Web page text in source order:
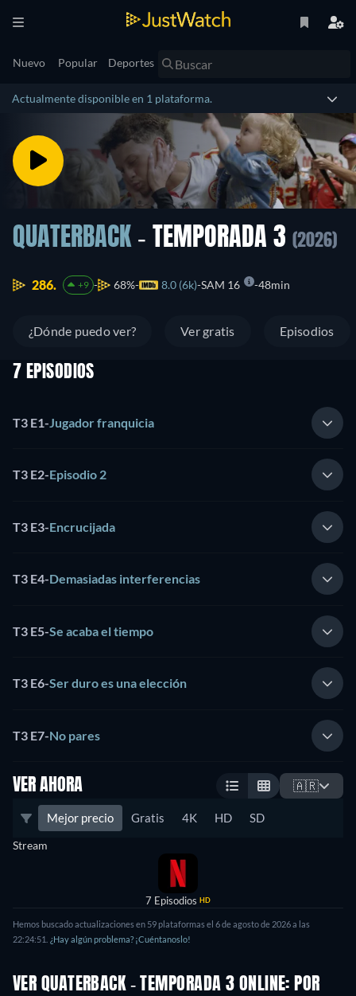
Nuevo Popular Deportes
Actualmente disponible en 1 plataforma.
QUATERBACK - TEMPORADA 3 (2026)
286. +9 68% 8.0 (6k) SAM 16 48min
¿Dónde puedo ver? Ver gratis Episodios
7 EPISODIOS
T3 E1- Jugador franquicia
T3 E2-Episodio 2
T3 E3-Encrucijada
T3 E4-Demasiadas interferencias
T3 E5-Se acaba el tiempo
T3 E6-Ser duro es una elección
T3 E7-No pares
VER AHORA 🇦🇷
Mejor precio Gratis 4K HD SD
Stream
7 Episodios HD
Hemos buscado actualizaciones en 59 plataformas el 6 de agosto de 2026 a las
22:24:51. ¿Hay algún problema? ¡Cuéntanoslo!
VER QUATERBACK - TEMPORADA 3 ONLINE: POR